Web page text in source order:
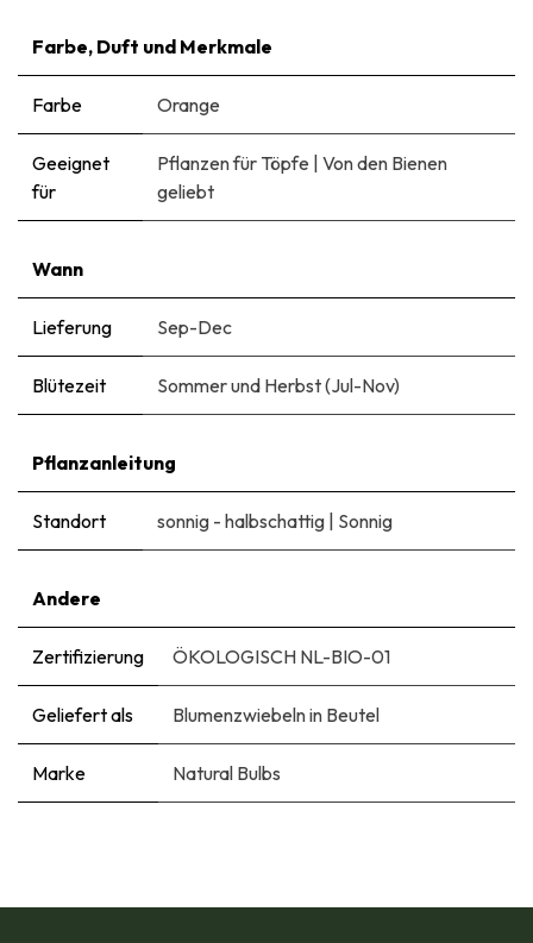
Farbe, Duft und Merkmale
Farbe Orange
Geeignet
für
Pflanzen für Töpfe | Von den Bienen
geliebt
Wann
Lieferung Sep-Dec
Blütezeit Sommer und Herbst (Jul-Nov)
Pflanzanleitung
Standort sonnig - halbschattig | Sonnig
Andere
Zertifizierung ÖKOLOGISCH NL-BIO-01
Geliefert als Blumenzwiebeln in Beutel
Marke Natural Bulbs